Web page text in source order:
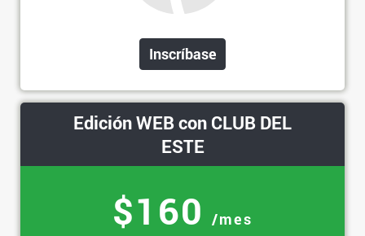
Inscríbase
Edición WEB con CLUB DEL
ESTE
$160 /mes